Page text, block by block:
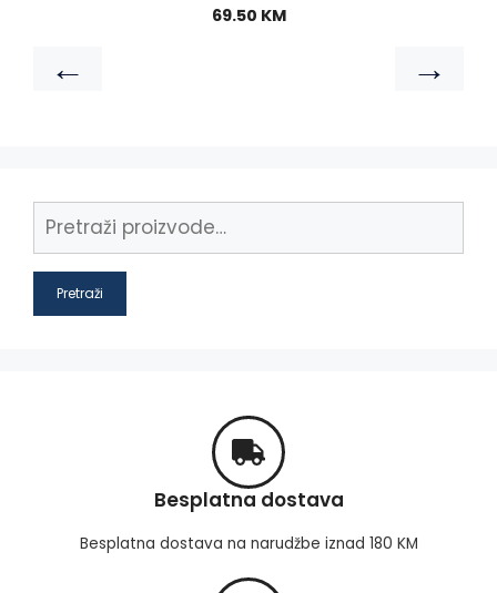
69.50 KM
← →
Pretraži
Besplatna dostava
Besplatna dostava na narudžbe iznad 180 KM